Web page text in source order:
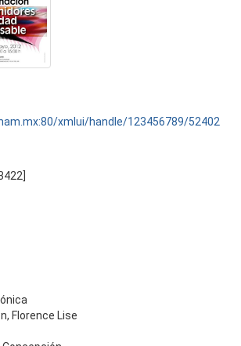
xmlui/handle/123456789/52402
Florence Lise